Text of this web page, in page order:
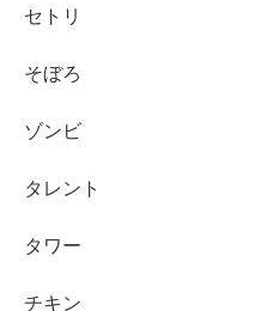
セトリ
そぼろ
ゾンビ
タレント
タワー
チキン